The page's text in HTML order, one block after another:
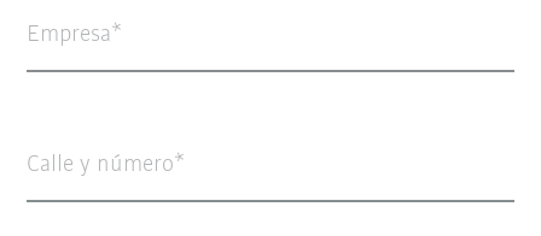
Empresa
Calle y número